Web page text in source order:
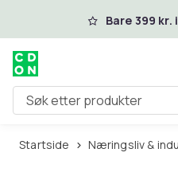
Hopp til hovedinnhold
Bare 399
Søk etter produkter
Startside Næringsliv &